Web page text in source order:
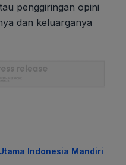
penggiringan opini
dan keluarganya
Indonesia Mandiri